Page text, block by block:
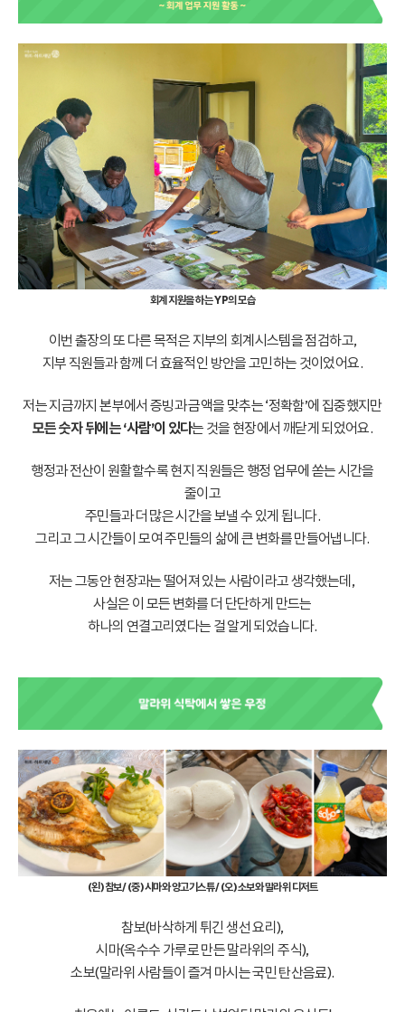
회계 지원을 하는 YP의 모습
이번 출장의 또 다른 목적은지부의 회계시스템을 점검하고,
지부 직원들과 함께 더 효율적인 방안을 고민하는 것이었어요.
저는 지금까지 본부에서 증빙과 금액을 맞추는 ‘정확함’에 집중했지만
모든 숫자 뒤에는 ‘사람’이 있다는 것을 현장에서 깨닫게 되었어요.
행정과 전산이 원활할수록 현지 직원들은 행정 업무에 쏟는 시간을
줄이고
주민들과 더 많은 시간을 보낼 수 있게 됩니다.
그리고 그 시간들이 모여 주민들의 삶에 큰 변화를 만들어냅니다.
저는 그동안 현장과는 떨어져 있는 사람이라고 생각했는데,
사실은 이 모든 변화를 더 단단하게 만드는
하나의 연결고리였다는 걸 알게 되었습니다.
(왼) 참보/ (중) 시마와 양고기스튜/ (오) 소보와 말라위 디저트
참보(바삭하게 튀긴 생선 요리),
시마(옥수수 가루로 만든 말라위의 주식),
소보(말라위 사람들이 즐겨 마시는 국민 탄산음료).